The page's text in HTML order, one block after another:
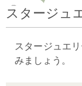
スタージュ
スタージュエ
みましょう。